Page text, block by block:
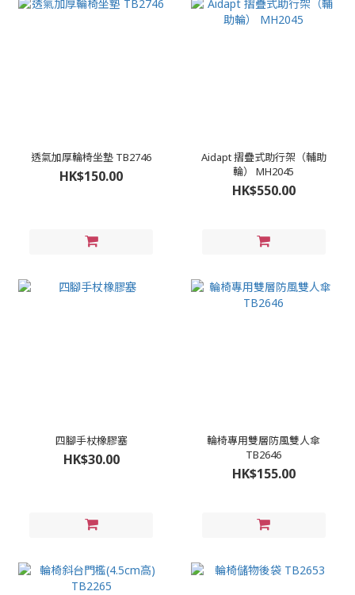
透氣加厚輪椅坐墊 TB2746
HK$150.00
Aidapt 摺疊式助行架（輔助
輪） MH2045
HK$550.00
四腳手杖橡膠塞
HK$30.00
輪椅專用雙層防風雙人傘
TB2646
HK$155.00